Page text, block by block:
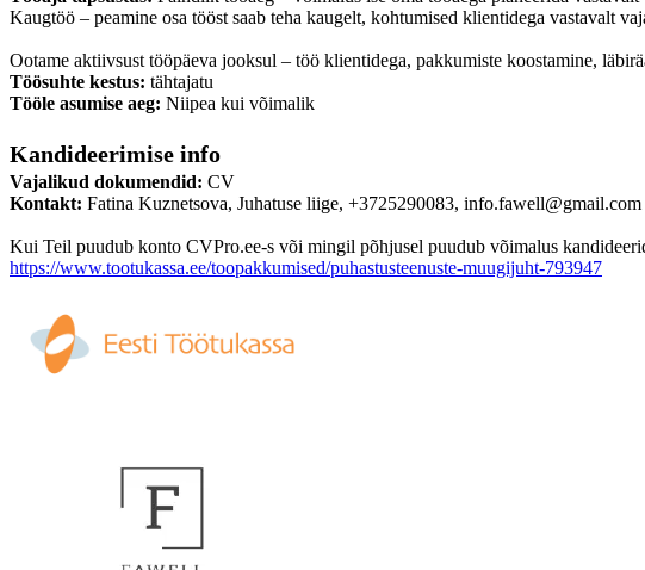
Kaugtöö – peamine osa tööst saab teha kaugelt, kohtumised klientidega vastavalt
Ootame aktiivsust tööpäeva jooksul – töö klientidega, pakkumiste koostamine,
Töösuhte kestus: tähtajatu
Tööle asumise aeg: Niipea kui võimalik
Kandideerimise info
Vajalikud dokumendid: CV
Kontakt: Fatina Kuznetsova, Juhatuse liige, +3725290083, info.fawell@gmail.com
Kui Teil puudub konto CVPro.ee-s või mingil põhjusel puudub võimalus
https://www.tootukassa.ee/toopakkumised/puhastusteenuste-muugijuht-793947